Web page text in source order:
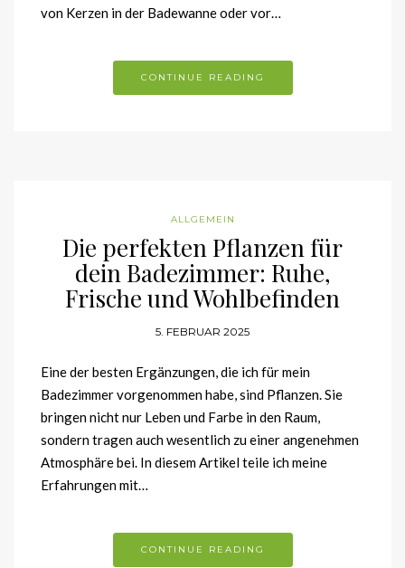
von Kerzen in der Badewanne oder vor…
CONTINUE READING
ALLGEMEIN
Die perfekten Pflanzen für
dein Badezimmer: Ruhe,
Frische und Wohlbefinden
5. FEBRUAR 2025
Eine der besten Ergänzungen, die ich für mein
Badezimmer vorgenommen habe, sind Pflanzen. Sie
bringen nicht nur Leben und Farbe in den Raum,
sondern tragen auch wesentlich zu einer angenehmen
Atmosphäre bei. In diesem Artikel teile ich meine
Erfahrungen mit…
CONTINUE READING